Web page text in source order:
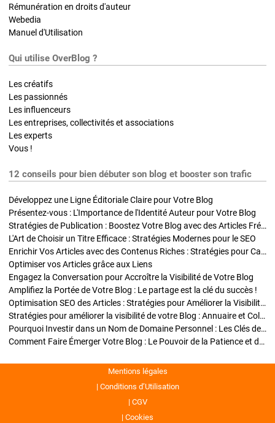
Rémunération en droits d'auteur
Webedia
Manuel d'Utilisation
Qui utilise OverBlog ?
Les créatifs
Les passionnés
Les influenceurs
Les entreprises, collectivités et associations
Les experts
Vous !
12 conseils pour bien débuter son blog et booster son trafic
Développez une Ligne Éditoriale Claire pour Votre Blog
Présentez-vous : L'Importance de l'Identité Auteur pour Votre Blog
Stratégies de Publication : Boostez Votre Blog avec des Articles Fréquents et Exclusifs
L'Art de Choisir un Titre Efficace : Stratégies Modernes pour le SEO
Enrichir Vos Articles avec des Contenus Riches : Stratégies pour Captiver et Optimiser
Optimiser vos Articles grâce aux Liens
Engagez la Conversation pour Accroître la Visibilité de Votre Blog
Amplifiez la Portée de Votre Blog : Le partage est la clé du succès !
Optimisation SEO des Articles : Stratégies pour Améliorer la Visibilité de Votre Blog
Stratégies pour améliorer la visibilité de votre Blog : Annuaire et Collaborations
Pourquoi Investir dans un Nom de Domaine Personnel : Les Clés de la Réussite de Votre Blog
Comment Faire Émerger Votre Blog : Le Pouvoir de la Patience et de la Persévérance
Mentions légales
Conditions d’Utilisation
CGV
Cookies